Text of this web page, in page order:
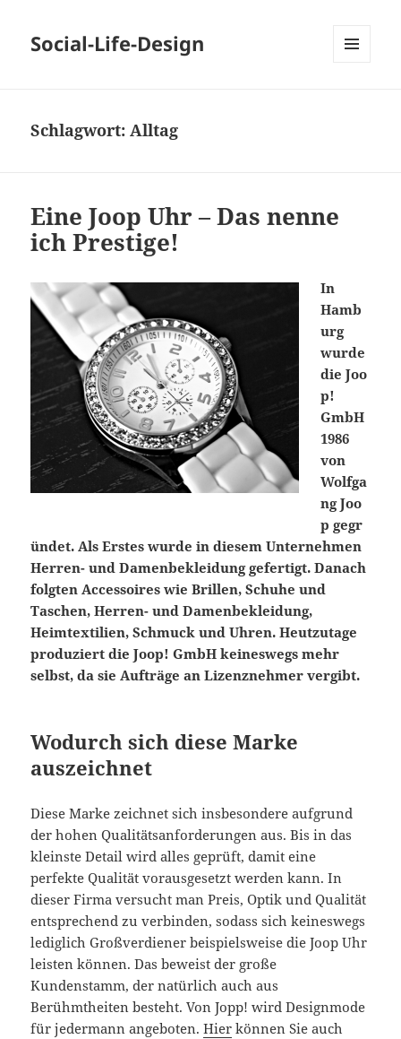
Social-Life-Design
Schlagwort:Alltag
Eine Joop Uhr – Das nenne
ich Prestige!
In
Hamb
urg
wurde
die Joo
p!
GmbH
1986
von
Wolfga
ng Joo
p gegr
ündet. Als Erstes wurde in diesem Unternehmen
Herren- und Damenbekleidung gefertigt. Danach
folgten Accessoires wie Brillen, Schuhe und
Taschen, Herren- und Damenbekleidung,
Heimtextilien, Schmuck und Uhren. Heutzutage
produziert die Joop! GmbH keineswegs mehr
selbst, da sie Aufträge an Lizenznehmer vergibt.
Wodurch sich diese Marke
auszeichnet
Diese Marke zeichnet sich insbesondere aufgrund
der hohen Qualitätsanforderungen aus. Bis in das
kleinste Detail wird alles geprüft, damit eine
perfekte Qualität vorausgesetzt werden kann. In
dieser Firma versucht man Preis, Optik und Qualität
entsprechend zu verbinden, sodass sich keineswegs
lediglich Großverdiener beispielsweise die Joop Uhr
leisten können. Das beweist der große
Kundenstamm, der natürlich auch aus
Berühmtheiten besteht. Von Jopp! wird Designmode
für jedermann angeboten.Hier können Sie auch